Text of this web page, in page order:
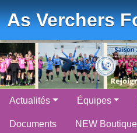
As Verchers
Actualités Équipes
Documents NEW Boutique